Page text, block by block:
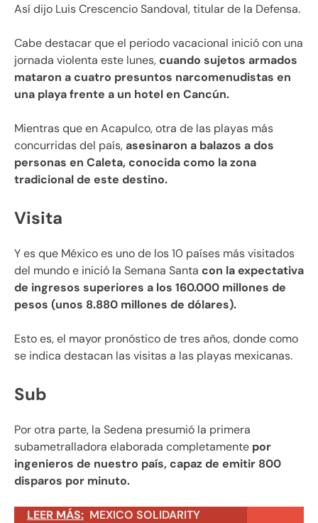
Así dijo Luis Crescencio Sandoval, titular de la Defensa.
Cabe destacar que el periodo vacacional inició con una
jornada violenta este lunes,cuando sujetos armados
mataron a cuatro presuntos narcomenudistas en
una playa frente a un hotel en Cancún.
Mientras que en Acapulco, otra de las playas más
concurridas del país,asesinaron a balazos a dos
personas en Caleta, conocida como la zona
tradicional de este destino.
Visita
Y es que México es uno de los 10 países más visitados
del mundo e inició la Semana Santa con la expectativa
de ingresos superiores a los 160.000 millones de
pesos (unos 8.880 millones de dólares).
Esto es, el mayor pronóstico de tres años, donde como
se indica destacan las visitas a las playas mexicanas.
Sub
Por otra parte, la Sedena presumió la primera
subametralladora elaborada completamente por
ingenieros de nuestro país, capaz de emitir 800
disparos por minuto.
LEER MÁS: MEXICO SOLIDARITY